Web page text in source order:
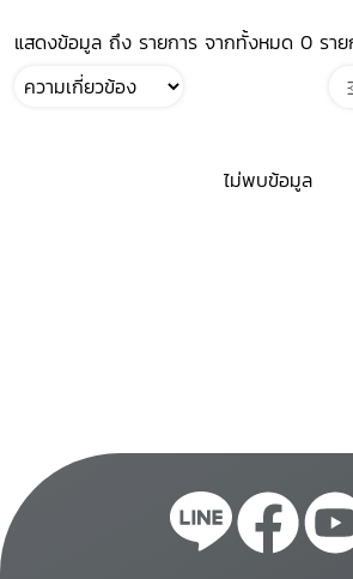
แสดงข้อมูล ถึง รายการ จากทั้งหมด 0 ราย
ไม่พบข้อมูล